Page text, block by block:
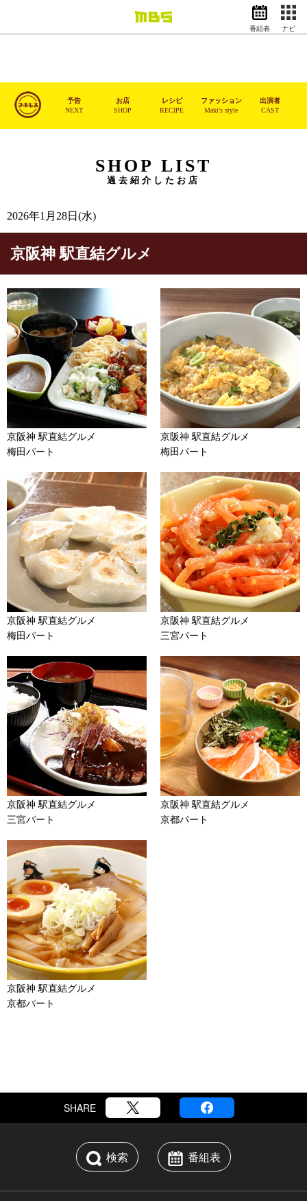
スポーツ
映画
番組表 ナビ
予告
NEXT
お店
SHOP
レシピ
RECIPE
ファッション
Maki's style
出演者
CAST
SHOP LIST
過去紹介したお店
2026年1月28日(水)
京阪神 駅直結グルメ
京阪神 駅直結グルメ
梅田パート
京阪神 駅直結グルメ
梅田パート
京阪神 駅直結グルメ
梅田パート
京阪神 駅直結グルメ
三宮パート
京阪神 駅直結グルメ
三宮パート
京阪神 駅直結グルメ
京都パート
京阪神 駅直結グルメ
京都パート
SHARE
検索 番組表